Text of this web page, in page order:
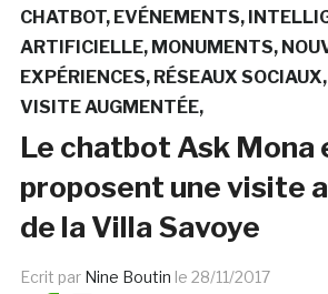
CHATBOT EVÉNEMENTS
ARTIFICIELLE MONUMENTS
EXPÉRIENCES RÉSEAUX SOCIAUX
VISITE AUGMENTÉE
Le chatbot Ask Mona
proposent une visite
de la Villa Savoye
Ecrit par Nine Boutin le 28/11/2017